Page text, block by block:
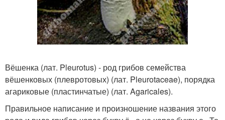
Вёшенка (лат. Pleurotus) - род грибов семейства
вёшенковых (плевротовых) (лат. Pleurotaceae), порядка
агариковые (пластинчатые) (лат. Agaricales).
Правильное написание и произношение названия этого